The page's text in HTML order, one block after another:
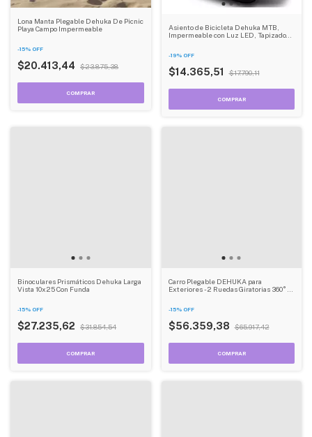
Lona Manta Plegable Dehuka De Picnic
Playa Campo Impermeable
-15% OFF
$20.413,44 $23.875,38
Asiento de Bicicleta Dehuka MTB,
Impermeable con Luz LED, Tapizado
-19% OFF
$14.365,51 $17.790,11
Binoculares Prismáticos Dehuka Larga
Vista 10x25 Con Funda
-15% OFF
$27.235,62 $31.854,54
Carro Plegable DEHUKA para
Exteriores -2 Ruedas Giratorias 360° 2
-15% OFF
$56.359,38 $65.917,42